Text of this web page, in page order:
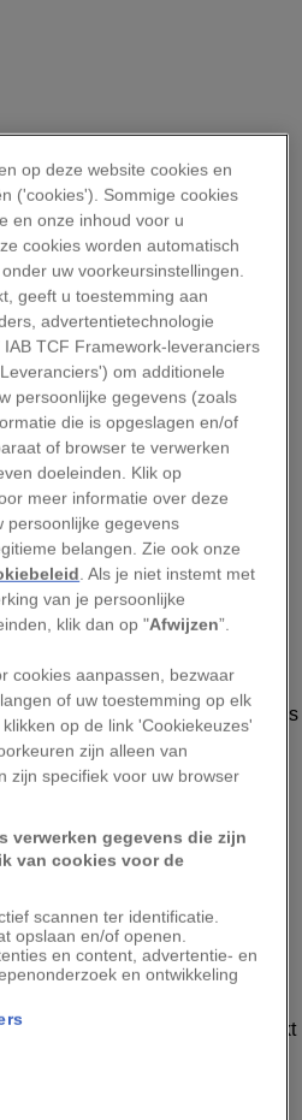
1
dat de klant een lasagne
tanden zou poetsen - sloeg
2
op deze website cookies en
('cookies'). Sommige cookies
en onze inhoud voor u
cookies worden automatisch
uw voorkeursinstellingen.
geeft u toestemming aan
advertentietechnologie
IAB TCF Framework-leveranciers
om additionele
persoonlijke gegevens (zoals
die is opgeslagen en/of
of browser te verwerken
doeleinden. Klik op
meer informatie over deze
persoonlijke gegevens
belangen. Zie ook onze
. Als je niet instemt met
van je persoonlijke
klik dan op "Afwijzen”.
cookies aanpassen, bezwaar
of uw toestemming op elk
op de link 'Cookiekeuzes'
zijn alleen van
zijn specifiek voor uw browser
verwerken gegevens die zijn
van cookies voor de
scannen ter identificatie.
opslaan en/of openen.
en content, advertentie- en
en ontwikkeling